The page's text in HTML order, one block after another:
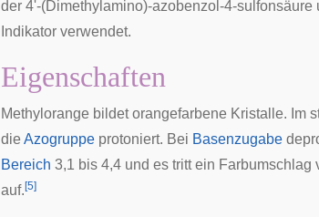
der 4'-(Dimethylamino)-azobenzol-4-sulfonsäure
Indikator verwendet.
Eigenschaften
Methylorange bildet orangefarbene Kristalle. Im
die Azogruppe protoniert. Bei Basenzugabe
Bereich 3,1 bis 4,4 und es tritt ein Farbumschlag
auf. [5]